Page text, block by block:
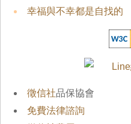
幸福與不幸都是自找的
徵信社品保協會
免費法律諮詢